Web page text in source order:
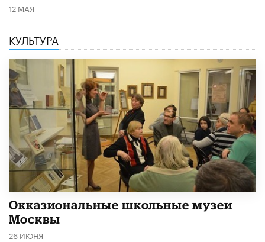
12 МАЯ
КУЛЬТУРА
​Окказиональные школьные музеи
Москвы
26 ИЮНЯ